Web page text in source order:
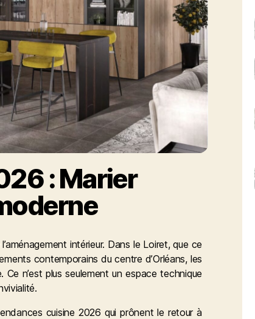
: Marier
intérieur. Dans le Loiret, que ce
contemporains du centre d’Orléans, les
n’est plus seulement un espace technique
cuisine 2026 qui prônent le retour à